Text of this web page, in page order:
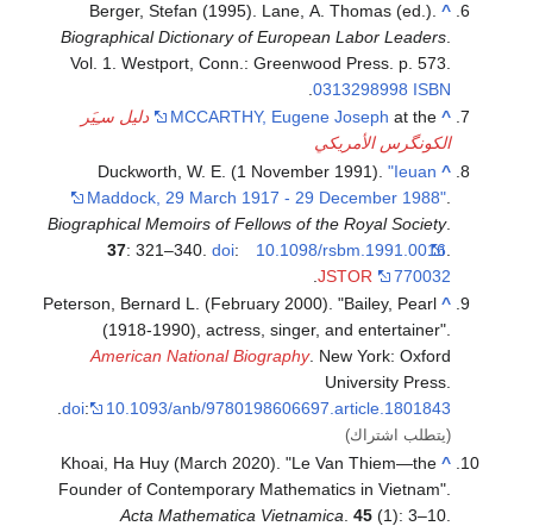
^
Berger, Stefan (1995). Lane, A. Thomas (ed.).
Biographical Dictionary of European Labor Leaders
Vol. 1. Westport, Conn.: Greenwood Press. p. 573.
ISBN
0313298998
.
^
MCCARTHY, Eugene Joseph at the
دليل سـِيَر
الكونگرس الأمريكي
^
Duckworth, W. E. (1 November 1991)."Ieuan
Maddock, 29 March 1917 - 29 December 1988"
Biographical Memoirs of Fellows of the Royal Society.
37: 321–340.doi: 10.1098/rsbm.1991.0016
JSTOR
770032
.
^
Peterson, Bernard L. (February 2000). "Bailey, Pearl
(1918-1990), actress, singer, and entertainer".
American National Biography. New York: Oxford
University Press.
doi: 10.1093/anb/9780198606697.article.1801843
.
(يتطلب اشتراك)
^
Khoai, Ha Huy (March 2020). "Le Van Thiem—the
Founder of Contemporary Mathematics in Vietnam".
Acta Mathematica Vietnamica .45 (1): 3–10.